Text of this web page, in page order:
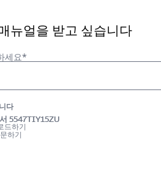
뉴얼을 받고 싶습니다
세요*
다
5547TIY15ZU
드하기
하기